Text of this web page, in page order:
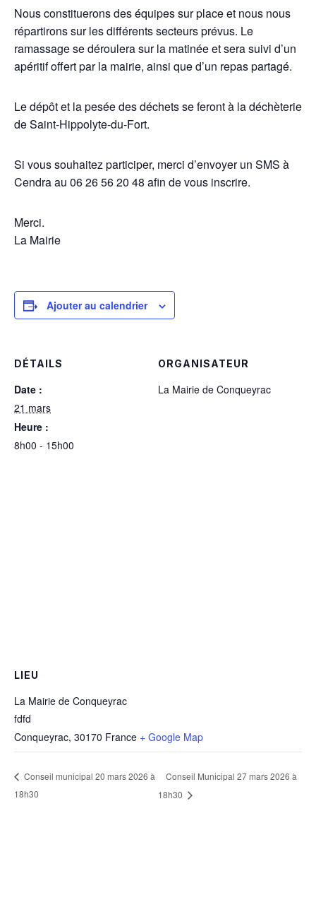
Nous constituerons des équipes sur place et nous nous
répartirons sur les différents secteurs prévus. Le
ramassage se déroulera sur la matinée et sera suivi d’un
apéritif offert par la mairie, ainsi que d’un repas partagé.
Le dépôt et la pesée des déchets se feront à la déchèterie
de Saint-Hippolyte-du-Fort.
Si vous souhaitez participer, merci d’envoyer un SMS à
Cendra au 06 26 56 20 48 afin de vous inscrire.
Merci.
La Mairie
Ajouter au calendrier
DÉTAILS
Date :
21 mars
Heure :
8h00 - 15h00
ORGANISATEUR
La Mairie de Conqueyrac
LIEU
La Mairie de Conqueyrac
fdfd
Conqueyrac, 30170 France + Google Map
Conseil municipal 20 mars 2026 à
18h30
Conseil Municipal 27 mars 2026 à
18h30